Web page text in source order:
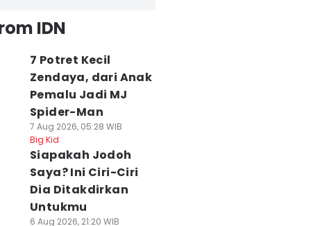
IDN
7 Potret Kecil
Zendaya, dari Anak
Pemalu Jadi MJ
Spider-Man
7 Aug 2026, 05:28 WIB
Big Kid
Siapakah Jodoh
Saya? Ini Ciri-Ciri
Dia Ditakdirkan
Untukmu
6 Aug 2026, 21:20 WIB